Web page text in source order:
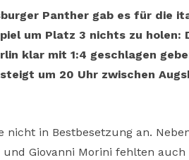
Panther gab es für die
um Platz 3 nichts zu holen:
klar mit 1:4 geschlagen
um 20 Uhr zwischen
in Bestbesetzung an.
Giovanni Morini fehlten